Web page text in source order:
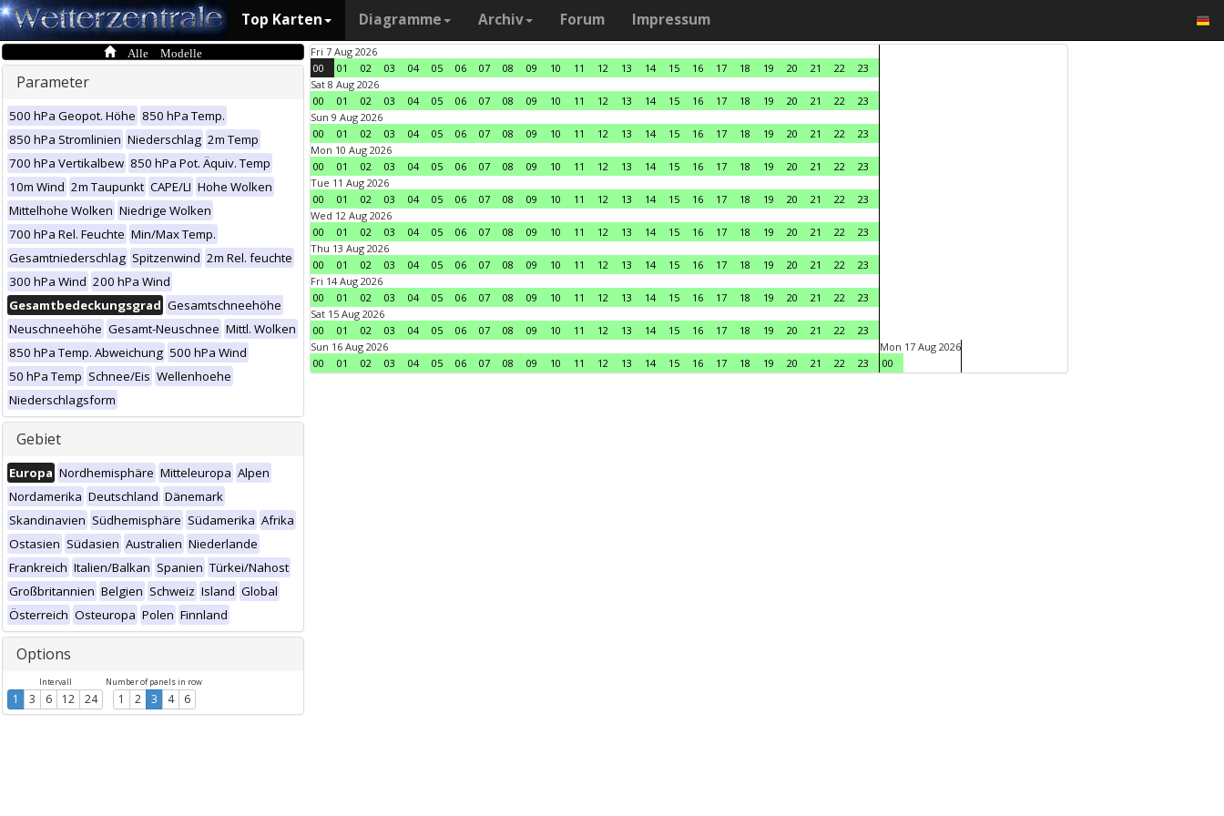
Top Karten Diagramme Archiv Forum Impressum
Alle Modelle
Parameter
500 hPa Geopot. Höhe 850 hPa Temp.
850 hPa Stromlinien Niederschlag 2m Temp
700 hPa Vertikalbew 850 hPa Pot. Äquiv. Temp
10m Wind 2m Taupunkt CAPE/LI Hohe Wolken
Mittelhohe Wolken Niedrige Wolken
700 hPa Rel. Feuchte Min/Max Temp.
Gesamtniederschlag Spitzenwind 2m Rel. feuchte
300 hPa Wind 200 hPa Wind
Gesamtbedeckungsgrad Gesamtschneehöhe
Neuschneehöhe Gesamt-Neuschnee Mittl. Wolken
850 hPa Temp. Abweichung 500 hPa Wind
50 hPa Temp Schnee/Eis Wellenhoehe
Niederschlagsform
Gebiet
Europa Nordhemisphäre Mitteleuropa Alpen
Nordamerika Deutschland Dänemark
Skandinavien Südhemisphäre Südamerika Afrika
Ostasien Südasien Australien Niederlande
Frankreich Italien/Balkan Spanien Türkei/Nahost
Großbritannien Belgien Schweiz Island Global
Österreich Osteuropa Polen Finnland
Options
Intervall
1 3 6 12 24
Number of panels in row
1 2 3 4 6
Fri 7 Aug 2026
00
01 02 03 04 05 06 07 08 09 10 11 12 13 14 15 16 17 18 19 20 21 22
23
Sat 8 Aug 2026
00
01 02 03 04 05 06 07 08 09 10 11 12 13 14 15 16 17 18 19 20 21 22
23
Sun 9 Aug 2026
00
01 02 03 04 05 06 07 08 09 10 11 12 13 14 15 16 17 18 19 20 21 22
23
Mon 10 Aug 2026
00
01 02 03 04 05 06 07 08 09 10 11 12 13 14 15 16 17 18 19 20 21 22
23
Tue 11 Aug 2026
00
01 02 03 04 05 06 07 08 09 10 11 12 13 14 15 16 17 18 19 20 21 22
23
Wed 12 Aug 2026
00
01 02 03 04 05 06 07 08 09 10 11 12 13 14 15 16 17 18 19 20 21 22
23
Thu 13 Aug 2026
00
01 02 03 04 05 06 07 08 09 10 11 12 13 14 15 16 17 18 19 20 21 22
23
Fri 14 Aug 2026
00
01 02 03 04 05 06 07 08 09 10 11 12 13 14 15 16 17 18 19 20 21 22
23
Sat 15 Aug 2026
00
01 02 03 04 05 06 07 08 09 10 11 12 13 14 15 16 17 18 19 20 21 22
23
Sun 16 Aug 2026
00
01 02 03 04 05 06 07 08 09 10 11 12 13 14 15 16 17 18 19 20 21 22 23
Mon 17 Aug 2026
00